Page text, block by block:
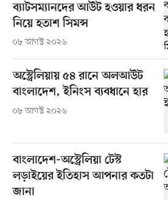
ব্যাটসম্যানদের আউট হওয়ার ধরন
নিয়ে হতাশ সিমন্স
০৮ আগস্ট ২০২৬
অস্ট্রেলিয়ায় ৫৪ রানে অলআউট
বাংলাদেশ, ইনিংস ব্যবধানে হার
০৮ আগস্ট ২০২৬
বাংলাদেশ-অস্ট্রেলিয়া টেস্ট
লড়াইয়ের ইতিহাস আপনার কতটা
জানা